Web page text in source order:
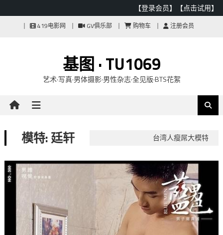
【登录会员】 【点击试用】
419电影网 GV俱乐部 购物车 注册会员
基图 · TU1069
艺术·写真·男体摄影·男性杂志·全见版·BTS花絮
模特: 廷轩 台湾人瘦屌大模特